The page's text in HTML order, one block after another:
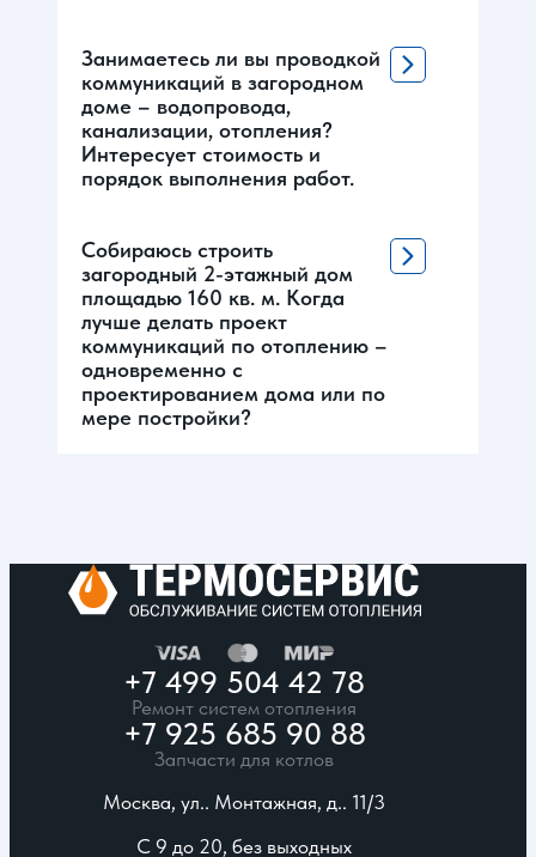
Занимаетесь ли вы проводкой
коммуникаций в загородном
доме – водопровода,
канализации, отопления?
Интересует стоимость и
порядок выполнения работ.
Собираюсь строить
загородный 2-этажный дом
площадью 160 кв. м. Когда
лучше делать проект
коммуникаций по отоплению –
одновременно с
проектированием дома или по
мере постройки?
+7 499 504 42 78
Ремонт систем отопления
+7 925 685 90 88
Запчасти для котлов
Москва, ул.. Монтажная, д.. 11/3
С 9 до 20, без выходных